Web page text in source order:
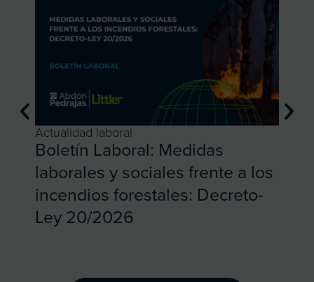
Actualidad laboral
Boletín Laboral: Medidas
laborales y sociales frente a los
incendios forestales: Decreto-
Ley 20/2026